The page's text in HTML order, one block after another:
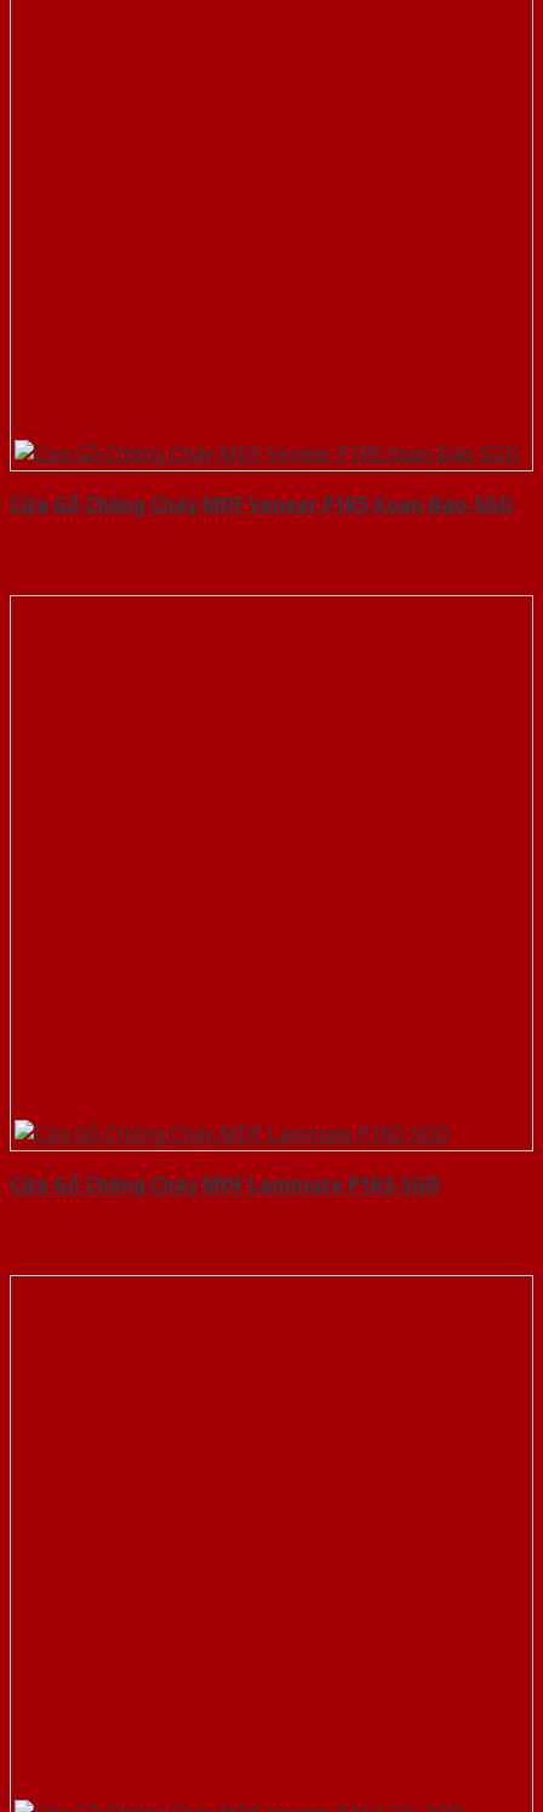
Cửa Gỗ Chống Cháy MDF Veneer P1R5 Xoan Đào-SGD
Cửa Gỗ Chống Cháy MDF Laminate P1R2-SGD